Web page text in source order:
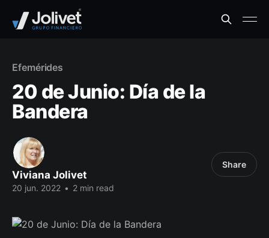
Efemérides
20 de Junio: Día de la
Bandera
Viviana Jolivet
20 jun. 2022 • 2 min read
Share